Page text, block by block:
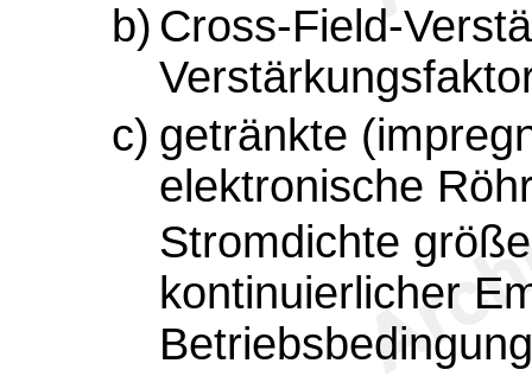
b) Cross-Field-
c) getränkte
elektronische
Stromdichte
kontinuierlicher